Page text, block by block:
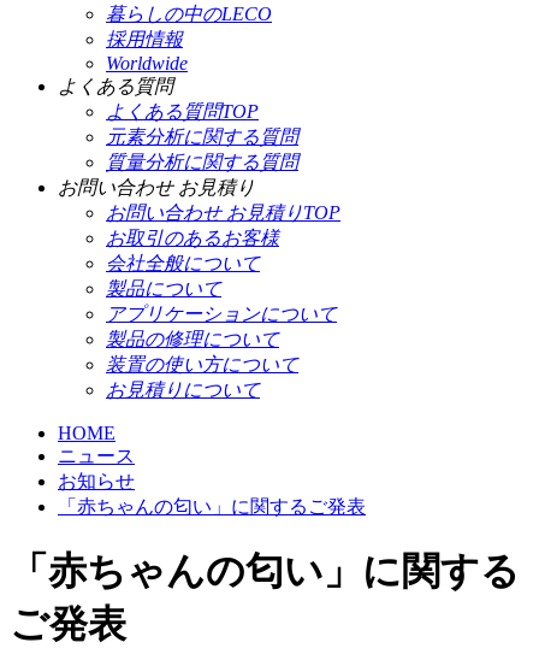
暮らしの中のLECO
採用情報
Worldwide
よくある質問
よくある質問TOP
元素分析に関する質問
質量分析に関する質問
お問い合わせ お見積り
お問い合わせ お見積りTOP
お取引のあるお客様
会社全般について
製品について
アプリケーションについて
製品の修理について
装置の使い方について
お見積りについて
HOME
ニュース
お知らせ
「赤ちゃんの匂い」に関するご発表
「赤ちゃんの匂い」に関する
ご発表